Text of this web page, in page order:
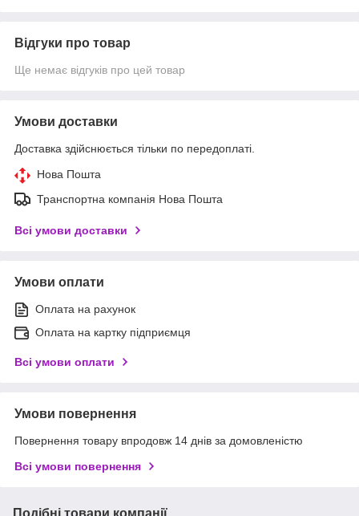
Відгуки про товар
Ще немає відгуків про цей товар
Умови доставки
Доставка здійснюється тільки по передоплаті.
Нова Пошта
Транспортна компанія Нова Пошта
Всі умови доставки
Умови оплати
Оплата на рахунок
Оплата на картку підприємця
Всі умови оплати
Умови повернення
Повернення товару впродовж 14 днів за домовленістю
Всі умови повернення
Подібні товари компанії